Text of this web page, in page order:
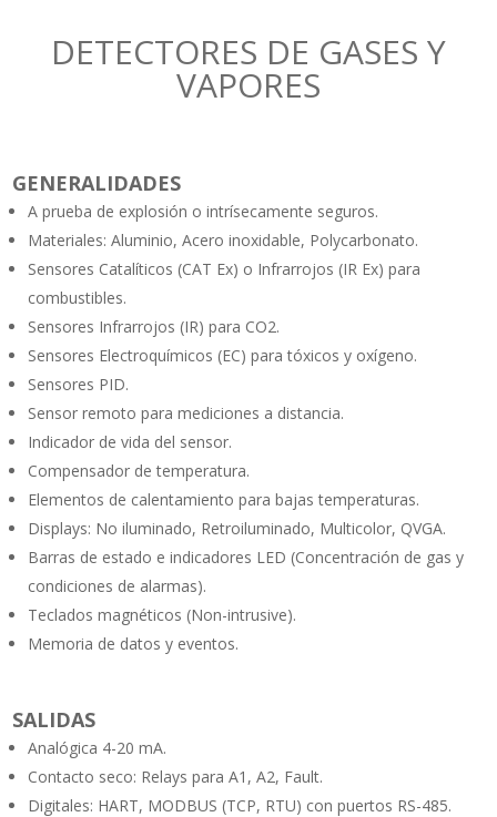
DETECTORES DE GASES Y
VAPORES
GENERALIDADES
A prueba de explosión o intrísecamente seguros.
Materiales: Aluminio, Acero inoxidable, Polycarbonato.
Sensores Catalíticos (CAT Ex) o Infrarrojos (IR Ex) para
combustibles.
Sensores Infrarrojos (IR) para CO2.
Sensores Electroquímicos (EC) para tóxicos y oxígeno.
Sensores PID.
Sensor remoto para mediciones a distancia.
Indicador de vida del sensor.
Compensador de temperatura.
Elementos de calentamiento para bajas temperaturas.
Displays: No iluminado, Retroiluminado, Multicolor, QVGA.
Barras de estado e indicadores LED (Concentración de gas y
condiciones de alarmas).
Teclados magnéticos (Non-intrusive).
Memoria de datos y eventos.
SALIDAS
Analógica 4-20 mA.
Contacto seco: Relays para A1, A2, Fault.
Digitales: HART, MODBUS (TCP, RTU) con puertos RS-485.